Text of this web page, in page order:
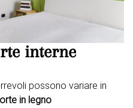
interne
possono variare in
in legno